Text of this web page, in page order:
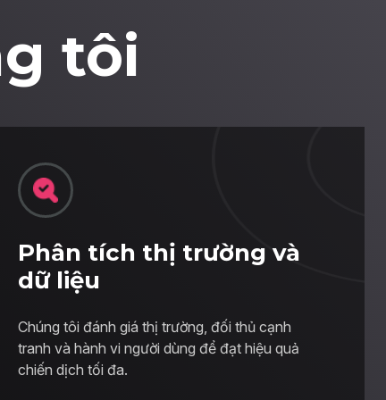
tôi
Phân tích thị trường và
dữ liệu
Chúng tôi đánh giá thị trường, đối thủ cạnh
tranh và hành vi người dùng để đạt hiệu quả
chiến dịch tối đa.